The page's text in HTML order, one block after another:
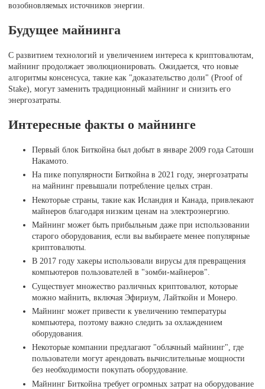
возобновляемых источников энергии.
Будущее майнинга
С развитием технологий и увеличением интереса к криптовалютам,
майнинг продолжает эволюционировать. Ожидается, что новые
алгоритмы консенсуса, такие как "доказательство доли" (Proof of
Stake), могут заменить традиционный майнинг и снизить его
энергозатраты.
Интересные факты о майнинге
Первый блок Биткойна был добыт в январе 2009 года Сатоши
Накамото.
На пике популярности Биткойна в 2021 году, энергозатраты
на майнинг превышали потребление целых стран.
Некоторые страны, такие как Исландия и Канада, привлекают
майнеров благодаря низким ценам на электроэнергию.
Майнинг может быть прибыльным даже при использовании
старого оборудования, если вы выбираете менее популярные
криптовалюты.
В 2017 году хакеры использовали вирусы для превращения
компьютеров пользователей в "зомби-майнеров".
Существует множество различных криптовалют, которые
можно майнить, включая Эфириум, Лайткойн и Монеро.
Майнинг может привести к увеличению температуры
компьютера, поэтому важно следить за охлаждением
оборудования.
Некоторые компании предлагают "облачный майнинг", где
пользователи могут арендовать вычислительные мощности
без необходимости покупать оборудование.
Майнинг Биткойна требует огромных затрат на оборудование